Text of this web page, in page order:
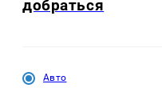
добраться
Авто